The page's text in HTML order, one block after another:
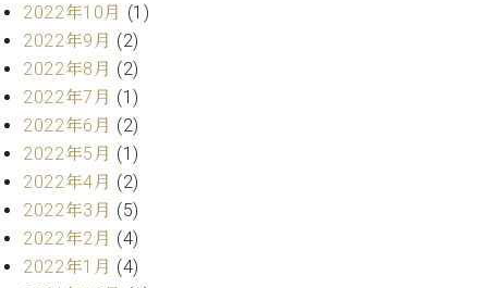
C.
ベ
ヒ
シ
ュ
タ
イ
ン
ア
カ
デ
シ
ェ
ル
ュ
ア
ク
セ
ス
セン
トラ
ム東
2022年10月 (1)
2022年9月 (2)
2022年8月 (2)
2022年7月 (1)
2022年6月 (2)
2022年5月 (1)
2022年4月 (2)
2022年3月 (5)
2022年2月 (4)
2022年1月 (4)